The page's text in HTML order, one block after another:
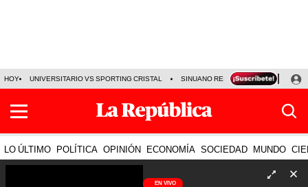
HOY UNIVERSITARIO VS SPORTING CRISTAL SINUANO RESULTADOS HOY
LO ÚLTIMO POLÍTICA OPINIÓN ECONOMÍA SOCIEDAD MUNDO
EN VIVO